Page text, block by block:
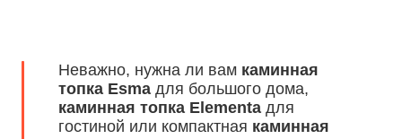
Неважно, нужна ли вам каминная
топка Esma для большого дома,
каминная топка Elementa для
гостиной или компактная каминная